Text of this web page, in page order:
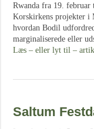
Rwanda fra 19.
Korskirkens projekter i
hvordan Bodil
marginaliserede eller
Læs – eller lyt til –
Saltum